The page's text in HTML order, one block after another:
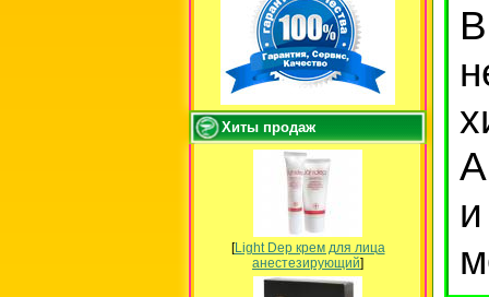
Хиты продаж
[Light Dep крем для лица
анестезирующий]